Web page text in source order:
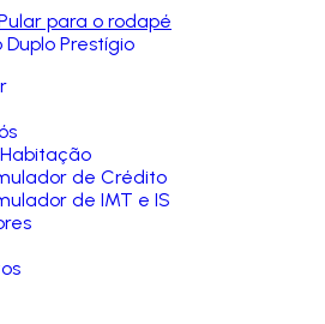
para o rodapé
de Crédito
de IMT e IS